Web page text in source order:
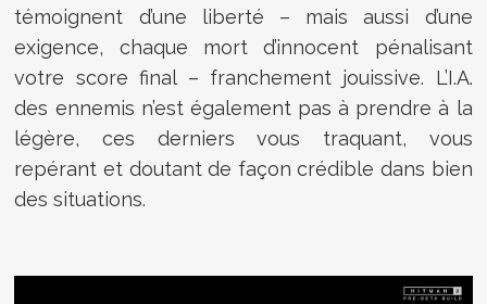
témoignent d’une liberté – mais aussi d’une
exigence, chaque mort d’innocent pénalisant
votre score final – franchement jouissive. L’I.A.
des ennemis n’est également pas à prendre à la
légère, ces derniers vous traquant, vous
repérant et doutant de façon crédible dans bien
des situations.